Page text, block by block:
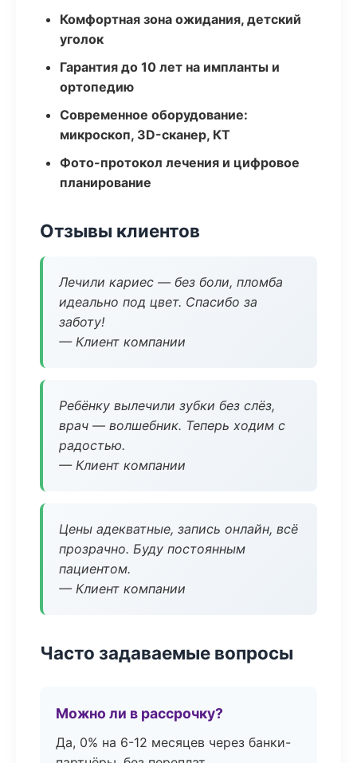
Комфортная зона ожидания, детский
уголок
Гарантия до 10 лет на импланты и
ортопедию
Современное оборудование:
микроскоп, 3D-сканер, КТ
Фото-протокол лечения и цифровое
планирование
Отзывы клиентов
Лечили кариес — без боли, пломба
идеально под цвет. Спасибо за
заботу!
— Клиент компании
Ребёнку вылечили зубки без слёз,
врач — волшебник. Теперь ходим с
радостью.
— Клиент компании
Цены адекватные, запись онлайн, всё
прозрачно. Буду постоянным
пациентом.
— Клиент компании
Часто задаваемые вопросы
Можно ли в рассрочку?
Да, 0% на 6-12 месяцев через банки-